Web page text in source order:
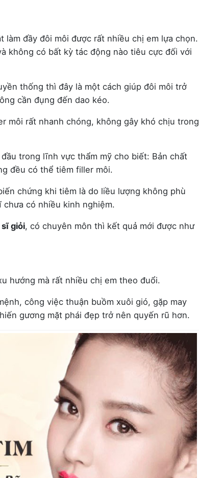
đầy đôi môi được rất nhiều chị em lựa chọn.
không có bất kỳ tác động nào tiêu cực đối với
thống thì đây là một cách giúp đôi môi trở
cần đụng đến dao kéo.
môi rất nhanh chóng, không gây khó chịu trong
trong lĩnh vực thẩm mỹ cho biết: Bản chất
đều có thể tiêm filler môi.
chứng khi tiêm là do liều lượng không phù
có nhiều kinh nghiệm.
giỏi, có chuyên môn thì kết quả mới được như
hướng mà rất nhiều chị em theo đuổi.
công việc thuận buồm xuôi gió, gặp may
gương mặt phái đẹp trở nên quyến rũ hơn.